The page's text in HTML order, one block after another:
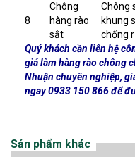
8
Chông
hàng rào
sắt
Chông
khung
chống
Quý khách cần liên hệ
giá làm hàng rào chông
Nhuận chuyên nghiệp,
ngay 0933 150 866 để
Sản phẩm khác